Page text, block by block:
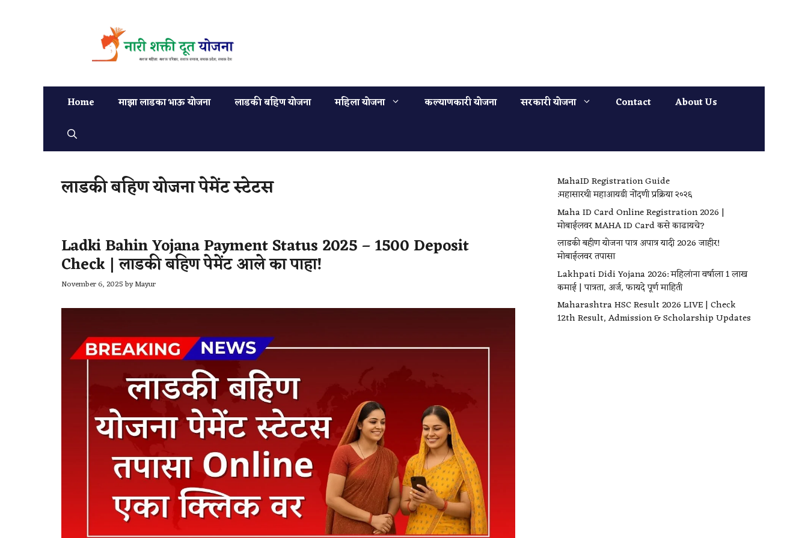
Home माझा लाडका भाऊ योजना लाडकी बहिण योजना महिला योजना कल्याणकारी योजना सरकारी योजना Contact About Us
लाडकी बहिण योजना पेमेंट स्टेटस
Ladki Bahin Yojana Payment Status 2025 – ₹1500 Deposit
Check | लाडकी बहिण पेमेंट आले का पाहा!
November 6, 2025byMayur
MahaID Registration Guide
:महासारथी महाआयडी नोंदणी प्रक्रिया २०२६
Maha ID Card Online Registration 2026 |
मोबाईलवर MAHA ID Card कसे काढायचे?
लाडकी बहीण योजना पात्र अपात्र यादी 2026 जाहीर!
मोबाईलवर तपासा
Lakhpati Didi Yojana 2026: महिलांना वर्षाला ₹1 लाख
कमाई | पात्रता, अर्ज, फायदे पूर्ण माहिती
Maharashtra HSC Result 2026 LIVE | Check
12th Result, Admission & Scholarship Updates